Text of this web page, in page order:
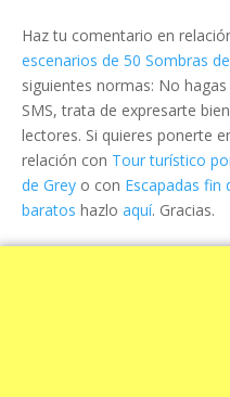
Haz tu comentario en
escenarios de 50 Sombras
siguientes normas: No
SMS, trata de expresarte
lectores. Si quieres ponerte
relación con Tour turístico
de Grey o con Escapadas fin
baratos hazlo aquí. Gracias.